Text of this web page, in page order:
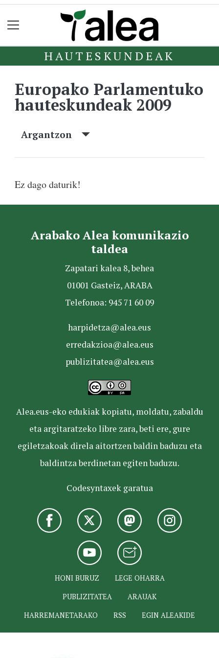
HAUTESKUNDEAK
Europako Parlamentuko
hauteskundeak 2009
Argantzon
Ez dago daturik!
Arabako Alea komunikazio
taldea
Zapatari kalea 8, behea
01001 Gasteiz, ARABA
Telefonoa: 945 71 60 09
harpidetza@alea.eus
erredakzioa@alea.eus
publizitatea@alea.eus
Alea.eus-eko edukiak kopiatu, moldatu, zabaldu
eta argitaratzeko libre zara, beti ere, gure
egiletzakoak direla aitortzen baldin baduzu eta
baldintza berdinetan egiten baduzu.
Codesyntaxek garatua
HONI BURUZ
LEGE OHARRA
PUBLIZITATEA
ARAUAK
HARREMANETARAKO
RSS EGIN ALEAKIDE